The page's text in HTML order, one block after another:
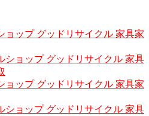
ョップ グッドリサイクル 家具家
ショップ グッドリサイクル 家具
ョップ グッドリサイクル 家具家
ショップ グッドリサイクル 家具